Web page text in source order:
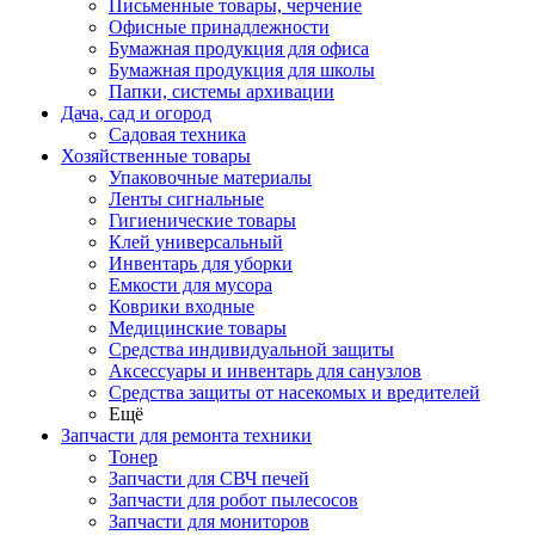
Письменные товары, черчение
Офисные принадлежности
Бумажная продукция для офиса
Бумажная продукция для школы
Папки, системы архивации
Дача, сад и огород
Садовая техника
Хозяйственные товары
Упаковочные материалы
Ленты сигнальные
Гигиенические товары
Клей универсальный
Инвентарь для уборки
Емкости для мусора
Коврики входные
Медицинские товары
Средства индивидуальной защиты
Аксессуары и инвентарь для санузлов
Средства защиты от насекомых и вредителей
Ещё
Запчасти для ремонта техники
Тонер
Запчасти для СВЧ печей
Запчасти для робот пылесосов
Запчасти для мониторов